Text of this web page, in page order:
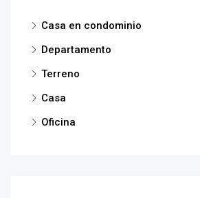
Casa en condominio
Departamento
Terreno
Casa
Oficina